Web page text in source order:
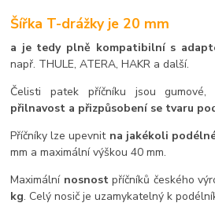
Šířka T-drážky je 20 mm
a je tedy plně kompatibilní s
např. THULE, ATERA, HAKR a další.
Čelisti patek příčníku jsou gumové,
přilnavost a přizpůsobení se tvaru
Příčníky lze upevnit na jakékoli
mm a maximální výškou 40 mm.
Maximální nosnostpříčníků českého
kg. Celý nosič je uzamykatelný k